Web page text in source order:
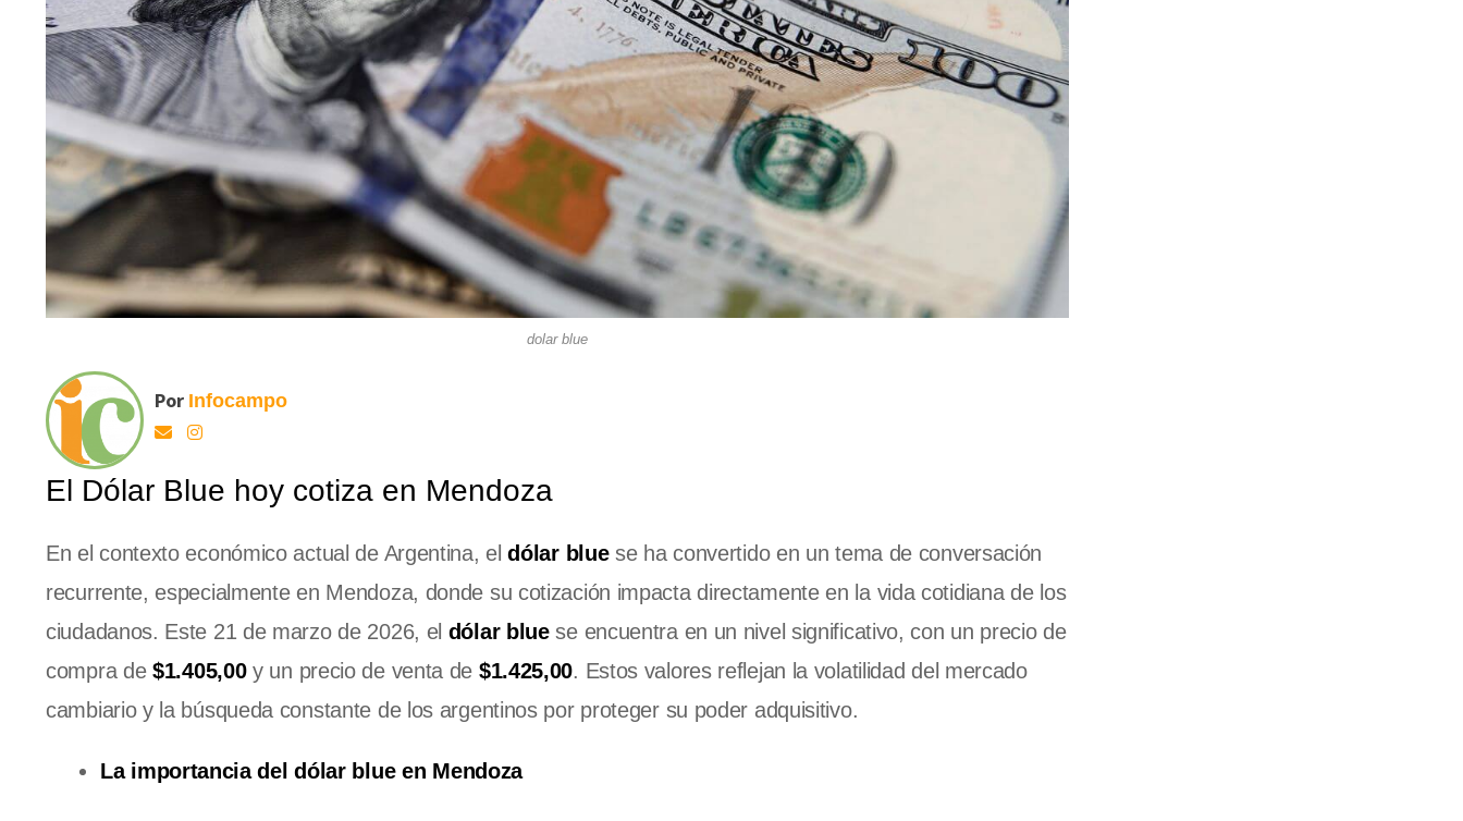
dolar blue
Por Infocampo
El Dólar Blue hoy cotiza en Mendoza
En el contexto económico actual de Argentina, eldólar bluese ha convertido en un tema de conversación
recurrente, especialmente en Mendoza, donde su cotización impacta directamente en la vida cotidiana de los
ciudadanos. Este 21 de marzo de 2026, el dólar bluese encuentra en un nivel significativo, con un precio de
compra de $1.405,00y un precio de venta de $1.425,00. Estos valores reflejan la volatilidad del mercado
cambiario y la búsqueda constante de los argentinos por proteger su poder adquisitivo.
La importancia del dólar blue en Mendoza